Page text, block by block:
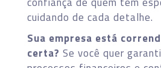
cuidando de cada detalhe.
Sua empresa está
certa? Se você quer